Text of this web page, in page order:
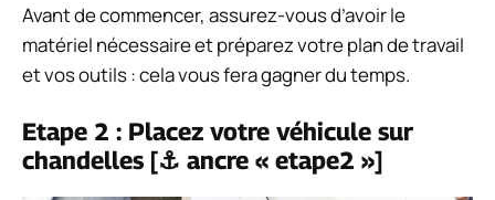
Avant de commencer, assurez-vous d’avoir le
matériel nécessaire et préparez votre plan de travail
et vos outils : cela vous fera gagner du temps.
Etape 2 : Placez votre véhicule sur
chandelles [⚓ ancre « etape2 »]